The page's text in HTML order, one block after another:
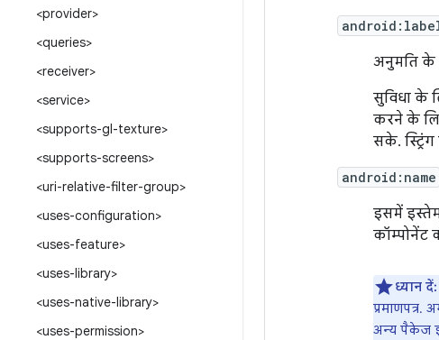
<provider>
<queries>
<receiver>
<service>
<supports-gl-texture>
<supports-screens>
<uri-relative-filter-group>
<uses-configuration>
<uses-feature>
<uses-library>
<uses-native-library>
<uses-permission>
अनुमति के
सुविधा के
करने के
सके. स्ट्रिंग
android:name
इसमें
कॉम्पोनेंट
ध्यान दें:
प्रमाणपत्र.
अन्य पैकेज